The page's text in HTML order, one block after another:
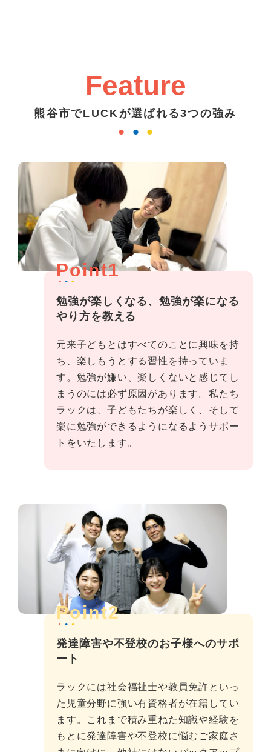
Feature
熊谷市でLUCKが選ばれる3つの強み
Point1
勉強が楽しくなる、勉強が楽になる
やり方を教える
元来子どもとはすべてのことに興味を持
ち、楽しもうとする習性を持っていま
す。勉強が嫌い、楽しくないと感じてし
まうのには必ず原因があります。私たち
ラックは、子どもたちが楽しく、そして
楽に勉強ができるようになるようサポー
トをいたします。
Point2
発達障害や不登校のお子様へのサポ
ート
ラックには社会福祉士や教員免許といっ
た児童分野に強い有資格者が在籍してい
ます。これまで積み重ねた知識や経験を
もとに発達障害や不登校に悩むご家庭さ